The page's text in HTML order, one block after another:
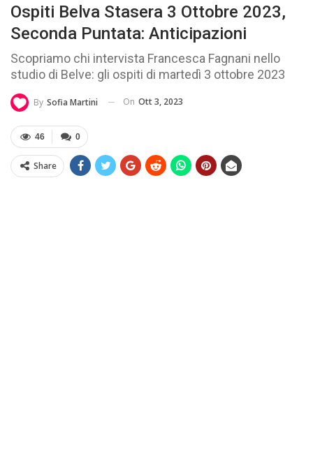
Ospiti Belva Stasera 3 Ottobre 2023,
Seconda Puntata: Anticipazioni
Scopriamo chi intervista Francesca Fagnani nello
studio di Belve: gli ospiti di martedì 3 ottobre 2023
By Sofia Martini On Ott 3, 2023
0
46
Share